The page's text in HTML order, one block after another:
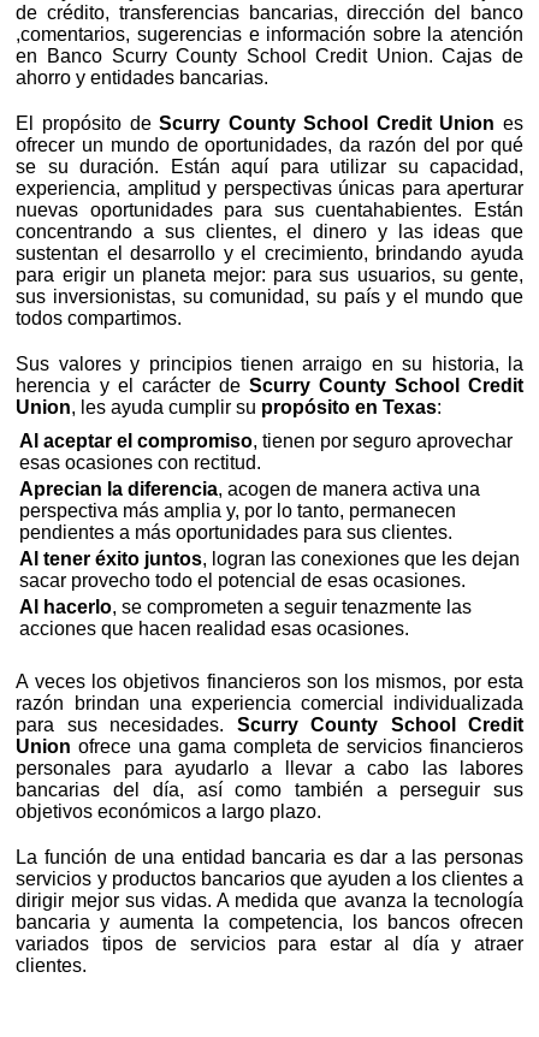
de crédito, transferencias bancarias, dirección del banco
,comentarios, sugerencias e información sobre la atención
en Banco Scurry County School Credit Union. Cajas de
ahorro y entidades bancarias.
El propósito deScurry County School Credit Union es
ofrecer un mundo de oportunidades, da razón del por qué
se su duración. Están aquí para utilizar su capacidad,
experiencia, amplitud y perspectivas únicas para aperturar
nuevas oportunidades para sus cuentahabientes. Están
concentrando a sus clientes, el dinero y las ideas que
sustentan el desarrollo y el crecimiento, brindando ayuda
para erigir un planeta mejor: para sus usuarios, su gente,
sus inversionistas, su comunidad, su país y el mundo que
todos compartimos.
Sus valores y principios tienen arraigo en su historia, la
herencia y el carácter de Scurry County School Credit
Union, les ayuda cumplir su propósito en Texas:
Al aceptar el compromiso, tienen por seguro aprovechar
esas ocasiones con rectitud.
Aprecian la diferencia, acogen de manera activa una
perspectiva más amplia y, por lo tanto, permanecen
pendientes a más oportunidades para sus clientes.
Al tener éxito juntos, logran las conexiones que les dejan
sacar provecho todo el potencial de esas ocasiones.
Al hacerlo, se comprometen a seguir tenazmente las
acciones que hacen realidad esas ocasiones.
A veces los objetivos financieros son los mismos, por esta
razón brindan una experiencia comercial individualizada
para sus necesidades. Scurry County School Credit
Union ofrece una gama completa de servicios financieros
personales para ayudarlo a llevar a cabo las labores
bancarias del día, así como también a perseguir sus
objetivos económicos a largo plazo.
La función de una entidad bancaria es dar a las personas
servicios y productos bancarios que ayuden a los clientes a
dirigir mejor sus vidas. A medida que avanza la tecnología
bancaria y aumenta la competencia, los bancos ofrecen
variados tipos de servicios para estar al día y atraer
clientes.